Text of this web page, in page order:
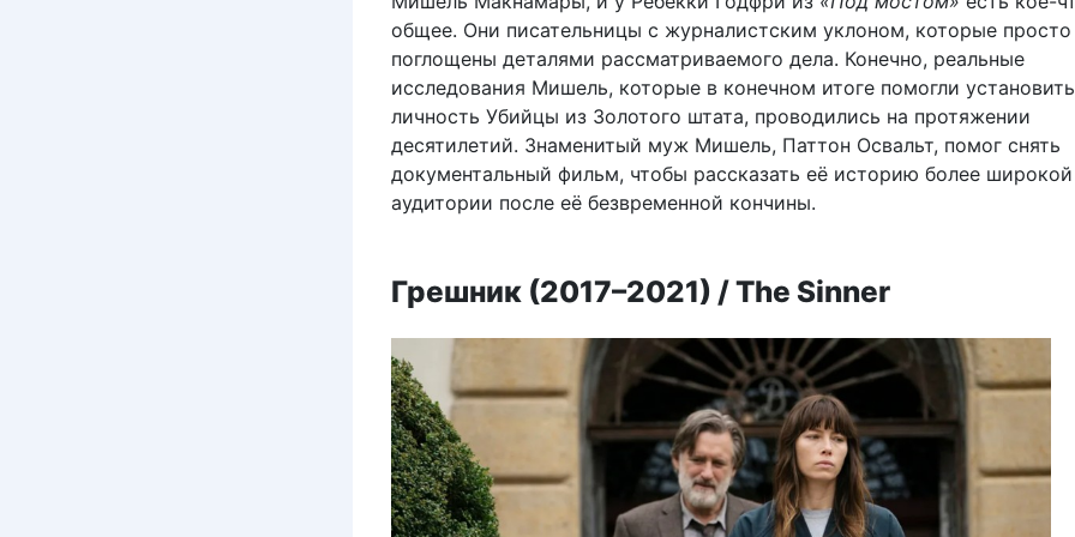
общее. Они писательницы с журналистским уклоном, которые просто
поглощены деталями рассматриваемого дела. Конечно, реальные
исследования Мишель, которые в конечном итоге помогли установить
личность Убийцы из Золотого штата, проводились на протяжении
десятилетий. Знаменитый муж Мишель, Паттон Освальт, помог снять
документальный фильм, чтобы рассказать её историю более широкой
аудитории после её безвременной кончины.
Грешник (2017–2021) / The Sinner